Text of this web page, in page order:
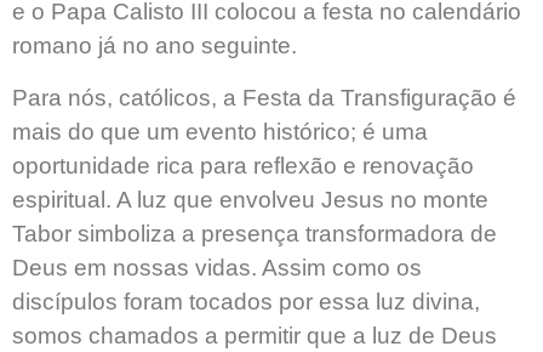
e o Papa Calisto III colocou a festa no calendário
romano já no ano seguinte.
Para nós, católicos, a Festa da Transfiguração é
mais do que um evento histórico; é uma
oportunidade rica para reflexão e renovação
espiritual. A luz que envolveu Jesus no monte
Tabor simboliza a presença transformadora de
Deus em nossas vidas. Assim como os
discípulos foram tocados por essa luz divina,
somos chamados a permitir que a luz de Deus